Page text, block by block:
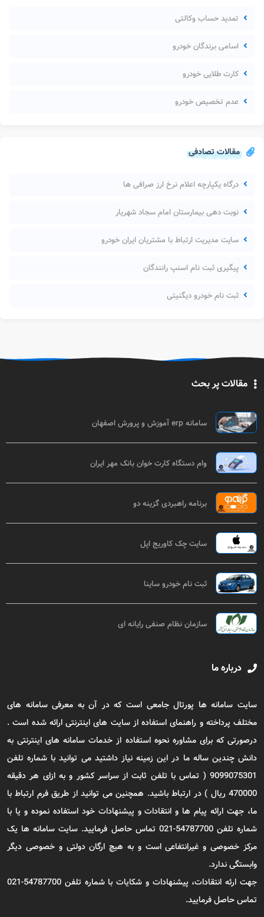
تمدید حساب وکالتی
اسامی برندگان خودرو
کارت طلایی خودرو
عدم تخصیص خودرو
مقالات تصادفی
درگاه یکپارچه اعلام نرخ ارز صرافی ها
نوبت دهی بیمارستان امام سجاد شهریار
سایت مدیریت ارتباط با مشتریان ایران خودرو
پیگیری ثبت نام اسنپ رانندگان
ثبت نام خودرو دیگنیتی
مقالات پر بحث
سامانه erp آموزش و پرورش اصفهان
وام دستگاه کارت خوان بانک مهر ایران
برنامه راهبردی گزینه دو
سایت چک کاوریج اپل
ثبت نام خودرو ساینا
سازمان نظام صنفی رایانه ای
درباره ما
سایت سامانه ها پورتال جامعی است که در آن به معرفی سامانه های
مختلف پرداخته و راهنمای استفاده از سایت های اینترنتی ارائه شده است .
درصورتی که برای مشاوره نحوه استفاده از خدمات سامانه های اینترنتی به
دانش چندین ساله ما در این زمینه نیاز داشتید می توانید با شماره تلفن
9099075301 ( تماس با تلفن ثابت از سراسر کشور و به ازای هر دقیقه
470000 ریال ) در ارتباط باشید. همچنین می توانید از طریق فرم ارتباط با
ما، جهت ارائه پیام ها و انتقادات و پیشنهادات خود استفاده نموده و یا با
شماره تلفن 54787700-021 تماس حاصل فرمایید. سایت سامانه ها یک
مرکز خصوصی و غیرانتفاعی است و به هیچ ارگان دولتی و خصوصی دیگر
وابستگی ندارد.
جهت ارئه انتقادات، پیشنهادات و شکایات با شماره تلفن 54787700-021
تماس حاصل فرمایید.